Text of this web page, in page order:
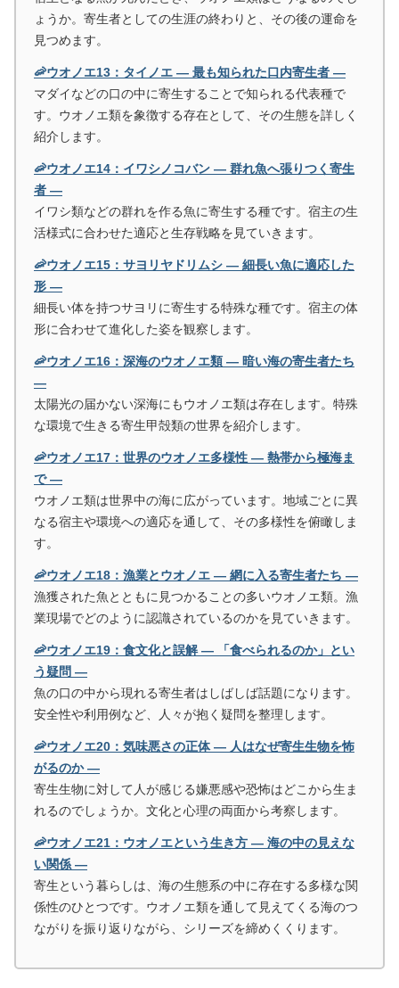
ょうか。寄生者としての生涯の終わりと、その後の運命を
見つめます。
🦐ウオノエ13：タイノエ ― 最も知られた口内寄生者 ―
マダイなどの口の中に寄生することで知られる代表種で
す。ウオノエ類を象徴する存在として、その生態を詳しく
紹介します。
🦐ウオノエ14：イワシノコバン ― 群れ魚へ張りつく寄生
者 ―
イワシ類などの群れを作る魚に寄生する種です。宿主の生
活様式に合わせた適応と生存戦略を見ていきます。
🦐ウオノエ15：サヨリヤドリムシ ― 細長い魚に適応した
形 ―
細長い体を持つサヨリに寄生する特殊な種です。宿主の体
形に合わせて進化した姿を観察します。
🦐ウオノエ16：深海のウオノエ類 ― 暗い海の寄生者たち
―
太陽光の届かない深海にもウオノエ類は存在します。特殊
な環境で生きる寄生甲殻類の世界を紹介します。
🦐ウオノエ17：世界のウオノエ多様性 ― 熱帯から極海ま
で ―
ウオノエ類は世界中の海に広がっています。地域ごとに異
なる宿主や環境への適応を通して、その多様性を俯瞰しま
す。
🦐ウオノエ18：漁業とウオノエ ― 網に入る寄生者たち ―
漁獲された魚とともに見つかることの多いウオノエ類。漁
業現場でどのように認識されているのかを見ていきます。
🦐ウオノエ19：食文化と誤解 ― 「食べられるのか」とい
う疑問 ―
魚の口の中から現れる寄生者はしばしば話題になります。
安全性や利用例など、人々が抱く疑問を整理します。
🦐ウオノエ20：気味悪さの正体 ― 人はなぜ寄生生物を怖
がるのか ―
寄生生物に対して人が感じる嫌悪感や恐怖はどこから生ま
れるのでしょうか。文化と心理の両面から考察します。
🦐ウオノエ21：ウオノエという生き方 ― 海の中の見えな
い関係 ―
寄生という暮らしは、海の生態系の中に存在する多様な関
係性のひとつです。ウオノエ類を通して見えてくる海のつ
ながりを振り返りながら、シリーズを締めくくります。